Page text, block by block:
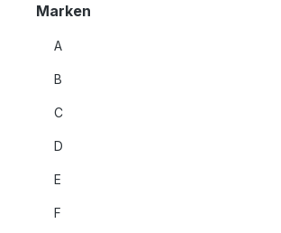
Marken
A
B
C
D
E
F